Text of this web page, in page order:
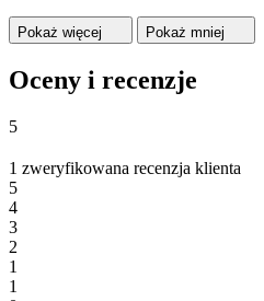
Pokaż więcej Pokaż mniej
Oceny i recenzje
5
1 zweryfikowana recenzja klienta
5
4
3
2
1
1